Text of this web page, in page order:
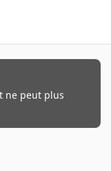
ne peut plus